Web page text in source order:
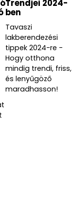
Trendjei 2024-
ben
Tavaszi
lakberendezési
tippek 2024-re -
Hogy otthona
mindig trendi, friss,
és lenyűgöző
maradhasson!